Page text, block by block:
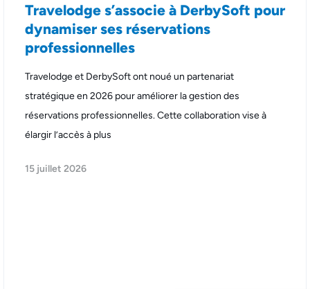
Travelodge s’associe à DerbySoft pour
dynamiser ses réservations
professionnelles
Travelodge et DerbySoft ont noué un partenariat
stratégique en 2026 pour améliorer la gestion des
réservations professionnelles. Cette collaboration vise à
élargir l’accès à plus
15 juillet 2026